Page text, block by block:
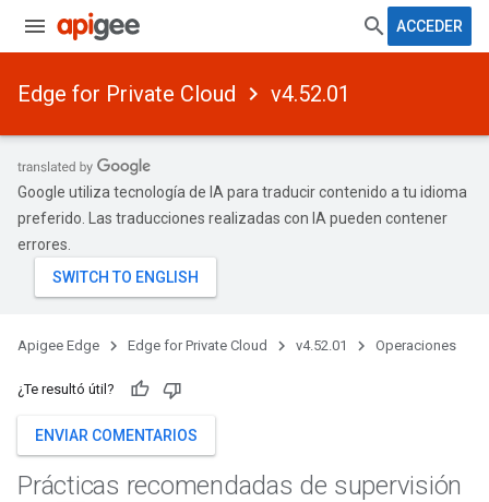
ACCEDER
Edge for Private Cloud v4.52.01
Google utiliza tecnología de IA para traducir contenido a tu idioma
preferido. Las traducciones realizadas con IA pueden contener
errores.
Apigee Edge Edge for Private Cloud v4.52.01 Operaciones
¿Te resultó útil?
ENVIAR COMENTARIOS
Prácticas recomendadas de supervisión